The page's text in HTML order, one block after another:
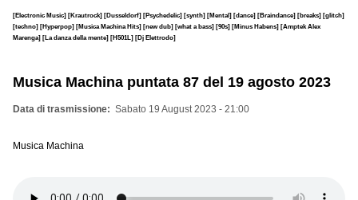
[Electronic Music] [Krautrock] [Dusseldorf] [Psychedelic] [synth] [Mental] [dance] [Braindance] [breaks] [glitch]
[techno] [Hyperpop] [Musica Machina Hits] [new dub] [what a bass] [90s] [Minus Habens] [Amptek Alex
Marenga] [La danza della mente] [H501L] [Dj Elettrodo]
Musica Machina puntata 87 del 19 agosto 2023
Data di trasmissione Sabato 19 August 2023 - 21:00
Musica Machina